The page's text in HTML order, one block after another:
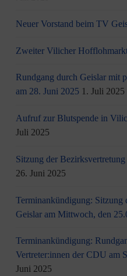
Neuer Vorstand beim TV
Zweiter Vilicher
Rundgang durch Geislar mit
am 28. Juni 2025 1. Juli 2025
Aufruf zur Blutspende in
Juli 2025
Sitzung der
26. Juni 2025
Terminankündigung: Sitzung
Geislar am Mittwoch, den
Terminankündigung:
Vertreter:innen der CDU am
Juni 2025